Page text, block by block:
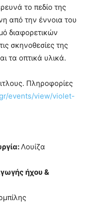
το πεδίο της
από την έννοια του
διαφορετικών
σκηνοθεσίες της
τα οπτικά υλικά.
Πληροφορίες
events/view/violet-
Λουίζα
ήχου &